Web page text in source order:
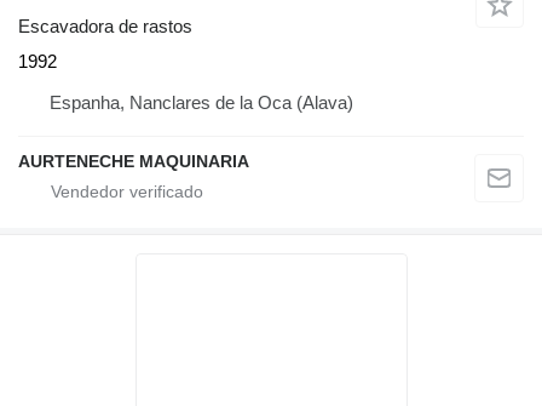
Escavadora de rastos
1992
Espanha, Nanclares de la Oca (Alava)
AURTENECHE MAQUINARIA